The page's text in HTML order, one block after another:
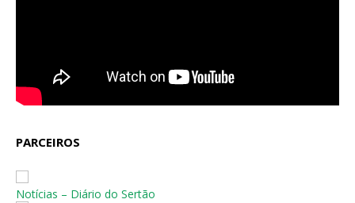
PARCEIROS
Notícias – Diário do Sertão